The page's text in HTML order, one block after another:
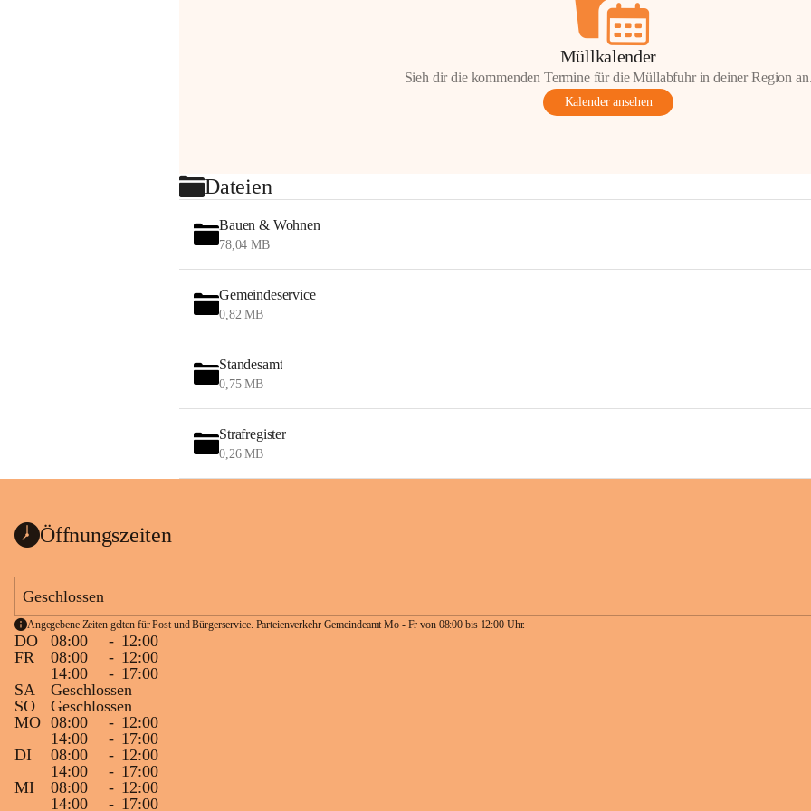
Müllkalender
Sieh dir die kommenden Termine für die Müllabfuhr in deiner Region
Kalender ansehen
Dateien
Bauen & Wohnen
78,04 MB
Gemeindeservice
0,82 MB
Standesamt
0,75 MB
Strafregister
0,26 MB
Öffnungszeiten
Geschlossen
Angegebene Zeiten gelten für Post und Bürgerservice. Parteienverkehr Gemeindeamt Mo - Fr von 08:00 bis 12:00 Uhr.
DO 08:00 - 12:00
FR
08:00 - 12:00
14:00
- 17:00
SA
Geschlossen
SO
Geschlossen
MO 08:00 - 12:00
14:00
- 17:00
DI
08:00 - 12:00
14:00
- 17:00
MI
08:00 - 12:00
14:00
- 17:00